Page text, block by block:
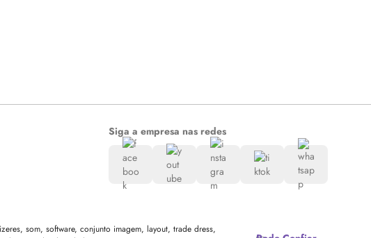
Siga a empresa nas redes
som, software, conjunto imagem, layout, trade dress,